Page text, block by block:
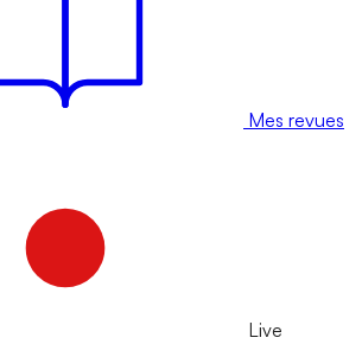
Mes revues
Live